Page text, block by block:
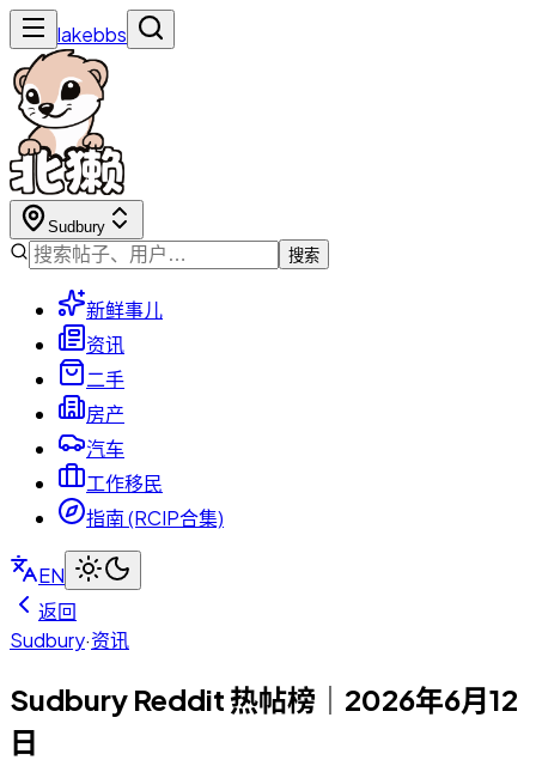
lakebbs
Sudbury
搜索
新鲜事儿
资讯
二手
房产
汽车
工作移民
指南 (RCIP合集)
EN
返回
Sudbury·资讯
Sudbury Reddit 热帖榜｜2026年6月12
日